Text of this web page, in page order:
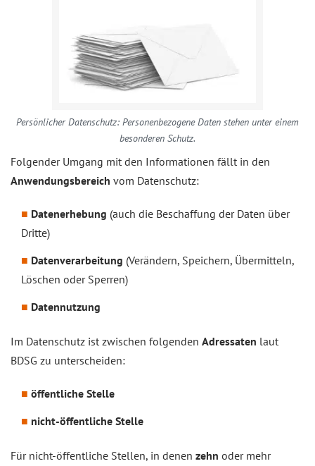
Persönlicher Datenschutz: Personenbezogene Daten stehen unter einem
besonderen Schutz.
Folgender Umgang mit den Informationen fällt in den
Anwendungsbereich vom Datenschutz:
Datenerhebung (auch die Beschaffung der Daten über
Dritte)
Datenverarbeitung (Verändern, Speichern, Übermitteln,
Löschen oder Sperren)
Datennutzung
Im Datenschutz ist zwischen folgenden Adressaten laut
BDSG zu unterscheiden:
öffentliche Stelle
nicht-öffentliche Stelle
Für nicht-öffentliche Stellen, in denen zehn oder mehr